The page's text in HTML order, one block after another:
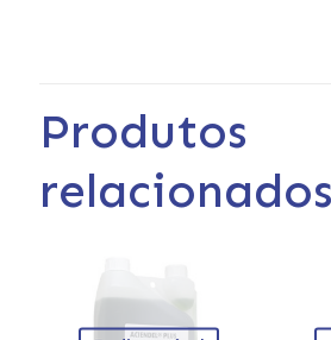
Produtos
relacionados